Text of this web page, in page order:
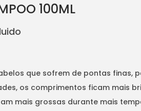
100ML
que sofrem de pontas finas,
os comprimentos ficam mais
mais grossas durante mais